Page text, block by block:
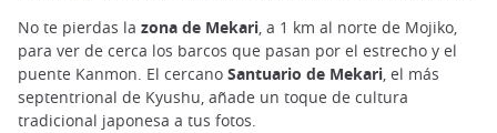
No te pierdas la zona de Mekari, a 1 km al norte de Mojiko,
para ver de cerca los barcos que pasan por el estrecho y el
puente Kanmon. El cercano Santuario de Mekari, el más
septentrional de Kyushu, añade un toque de cultura
tradicional japonesa a tus fotos.